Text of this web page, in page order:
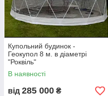
Купольний будинок -
Геокупол 8 м. в діаметрі
"Роквіль"
В наявності
від 285 000 ₴